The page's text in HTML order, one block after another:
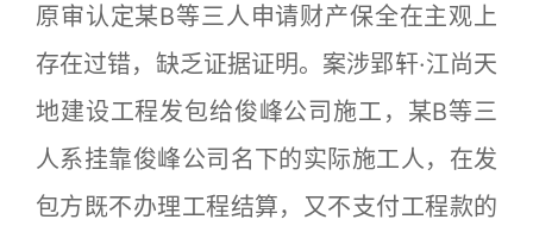
原审认定某B等三人申请财产保全在主观上
存在过错，缺乏证据证明。案涉郢轩·江尚天
地建设工程发包给俊峰公司施工，某B等三
人系挂靠俊峰公司名下的实际施工人，在发
包方既不办理工程结算，又不支付工程款的